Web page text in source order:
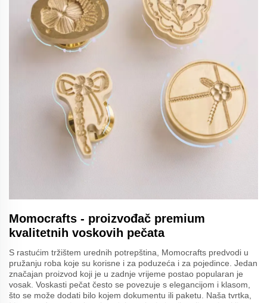
Momocrafts - proizvođač premium
kvalitetnih voskovih pečata
S rastućim tržištem urednih potrepština, Momocrafts predvodi u
pružanju roba koje su korisne i za poduzeća i za pojedince. Jedan
značajan proizvod koji je u zadnje vrijeme postao popularan je
vosak. Voskasti pečat često se povezuje s elegancijom i klasom,
što se može dodati bilo kojem dokumentu ili paketu. Naša tvrtka,